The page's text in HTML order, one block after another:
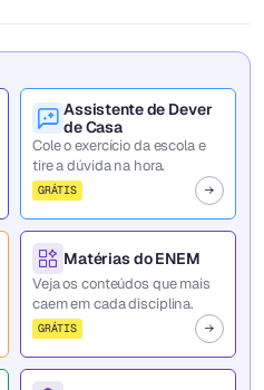
Assistente de Dever
de Casa
Cole o exercício da escola e
tire a dúvida na hora.
GRÁTIS
Matérias do ENEM
Veja os conteúdos que mais
caem em cada disciplina.
GRÁTIS